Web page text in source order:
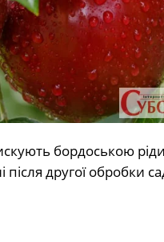
бордоською
другої обробки